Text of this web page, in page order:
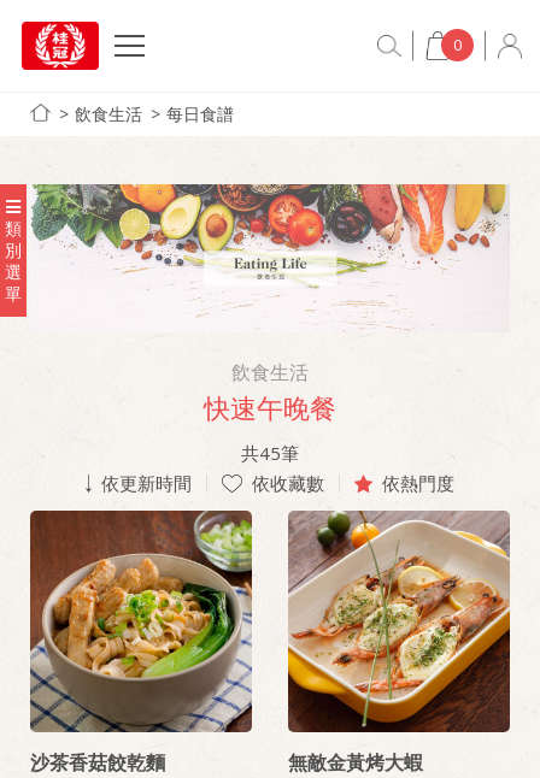
0
飲食生活 每日食譜
類
別
選
單
飲食生活
快速午晚餐
共45筆
依更新時間
依收藏數 依熱門度
沙茶香菇餃乾麵 無敵金黃烤大蝦